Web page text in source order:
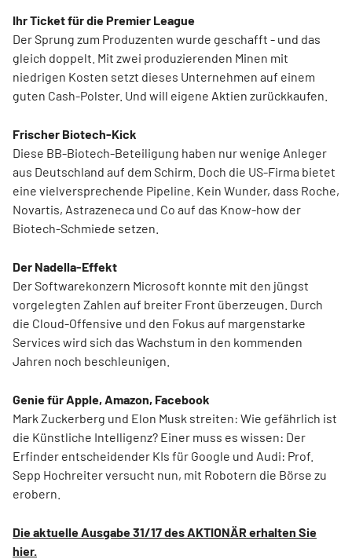
Ihr Ticket für die Premier League
Der Sprung zum Produzenten wurde geschafft - und das
gleich doppelt. Mit zwei produzierenden Minen mit
niedrigen Kosten setzt dieses Unternehmen auf einem
guten Cash-Polster. Und will eigene Aktien zurückkaufen.
Frischer Biotech-Kick
Diese BB-Biotech-Beteiligung haben nur wenige Anleger
aus Deutschland auf dem Schirm. Doch die US-Firma bietet
eine vielversprechende Pipeline. Kein Wunder, dass Roche,
Novartis, Astrazeneca und Co auf das Know-how der
Biotech-Schmiede setzen.
Der Nadella-Effekt
Der Softwarekonzern Microsoft konnte mit den jüngst
vorgelegten Zahlen auf breiter Front überzeugen. Durch
die Cloud-Offensive und den Fokus auf margenstarke
Services wird sich das Wachstum in den kommenden
Jahren noch beschleunigen.
Genie für Apple, Amazon, Facebook
Mark Zuckerberg und Elon Musk streiten: Wie gefährlich ist
die Künstliche Intelligenz? Einer muss es wissen: Der
Erfinder entscheidender KIs für Google und Audi: Prof.
Sepp Hochreiter versucht nun, mit Robotern die Börse zu
erobern.
Die aktuelle Ausgabe 31/17 des AKTIONÄR erhalten Sie
hier.